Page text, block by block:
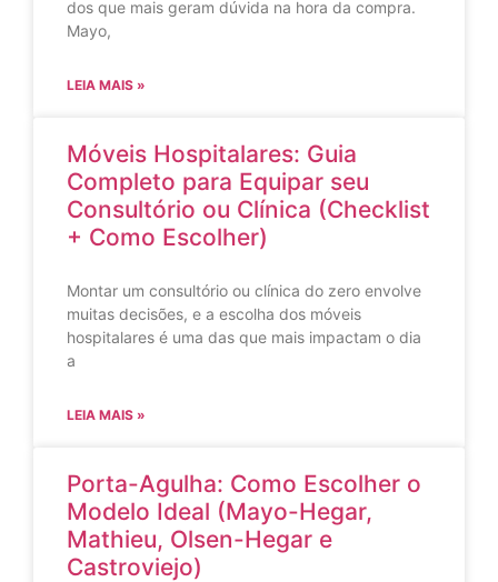
dos que mais geram dúvida na hora da compra.
Mayo,
LEIA MAIS »
Móveis Hospitalares: Guia
Completo para Equipar seu
Consultório ou Clínica (Checklist
+ Como Escolher)
Montar um consultório ou clínica do zero envolve
muitas decisões, e a escolha dos móveis
hospitalares é uma das que mais impactam o dia
a
LEIA MAIS »
Porta-Agulha: Como Escolher o
Modelo Ideal (Mayo-Hegar,
Mathieu, Olsen-Hegar e
Castroviejo)